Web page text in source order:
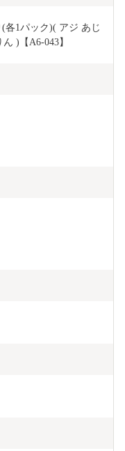
各1パック)( アジ あじ
)【A6-043】